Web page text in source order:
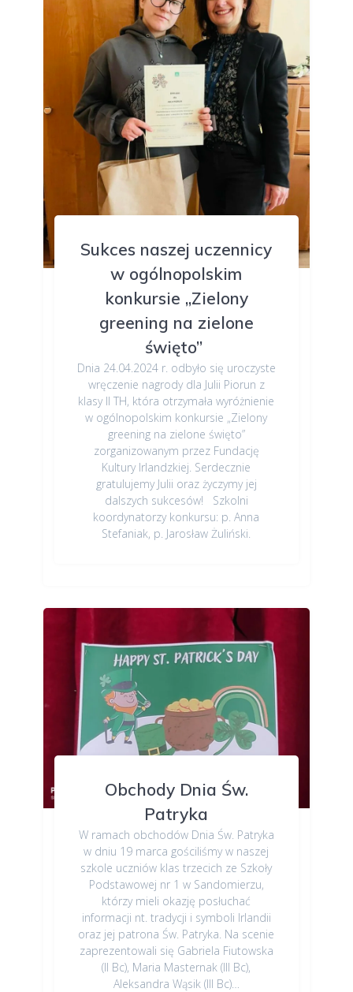
Sukces naszej uczennicy
w ogólnopolskim
konkursie „Zielony
greening na zielone
święto”
Dnia 24.04.2024 r. odbyło się uroczyste
wręczenie nagrody dla Julii Piorun z
klasy II TH, która otrzymała wyróżnienie
w ogólnopolskim konkursie „Zielony
greening na zielone święto”
zorganizowanym przez Fundację
Kultury Irlandzkiej. Serdecznie
gratulujemy Julii oraz życzymy jej
dalszych sukcesów! Szkolni
koordynatorzy konkursu: p. Anna
Stefaniak, p. Jarosław Żuliński.
Obchody Dnia Św.
Patryka
W ramach obchodów Dnia Św. Patryka
w dniu 19 marca gościliśmy w naszej
szkole uczniów klas trzecich ze Szkoły
Podstawowej nr 1 w Sandomierzu,
którzy mieli okazję posłuchać
informacji nt. tradycji i symboli Irlandii
oraz jej patrona Św. Patryka. Na scenie
zaprezentowali się Gabriela Fiutowska
(II Bc), Maria Masternak (III Bc),
Aleksandra Wąsik (III Bc)…